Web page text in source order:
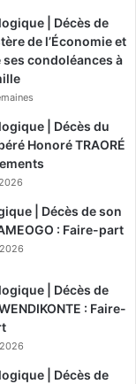
| Décès de
de l’Économie et
condoléances à
| Décès du
Honoré TRAORÉ
| Décès de son
: Faire-part
| Décès de
: Faire-
| Décès de